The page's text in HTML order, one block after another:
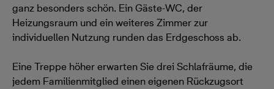
ganz besonders schön. Ein Gäste-WC, der
Heizungsraum und ein weiteres Zimmer zur
individuellen Nutzung runden das Erdgeschoss ab.
Eine Treppe höher erwarten Sie drei Schlafräume, die
jedem Familienmitglied einen eigenen Rückzugsort